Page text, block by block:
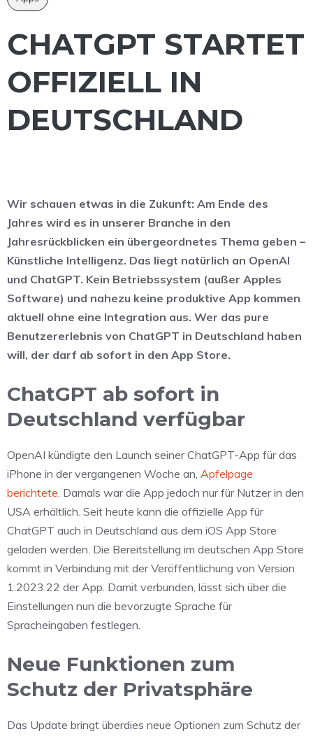
CHATGPT STARTET
OFFIZIELL IN
DEUTSCHLAND
Wir schauen etwas in die Zukunft: Am Ende des
Jahres wird es in unserer Branche in den
Jahresrückblicken ein übergeordnetes Thema geben –
Künstliche Intelligenz. Das liegt natürlich an OpenAI
und ChatGPT. Kein Betriebssystem (außer Apples
Software) und nahezu keine produktive App kommen
aktuell ohne eine Integration aus. Wer das pure
Benutzererlebnis von ChatGPT in Deutschland haben
will, der darf ab sofort in den App Store.
ChatGPT ab sofort in
Deutschland verfügbar
OpenAI kündigte den Launch seiner ChatGPT-App für das
iPhone in der vergangenen Woche an, Apfelpage
berichtete. Damals war die App jedoch nur für Nutzer in den
USA erhältlich. Seit heute kann die offizielle App für
ChatGPT auch in Deutschland aus dem iOS App Store
geladen werden. Die Bereitstellung im deutschen App Store
kommt in Verbindung mit der Veröffentlichung von Version
1.2023.22 der App. Damit verbunden, lässt sich über die
Einstellungen nun die bevorzugte Sprache für
Spracheingaben festlegen.
Neue Funktionen zum
Schutz der Privatsphäre
Das Update bringt überdies neue Optionen zum Schutz der